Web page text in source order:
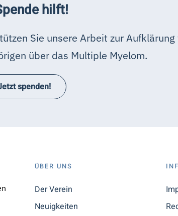
hilft!
Sie unsere Arbeit zur
über das Multiple Myelom.
spenden!
ÜBER UNS
Der Verein
Neuigkeiten